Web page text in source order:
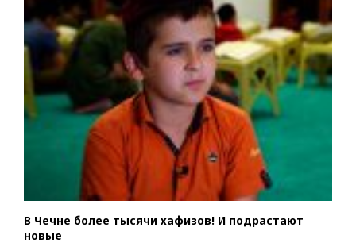
В Чечне более тысячи хафизов! И подрастают
новые